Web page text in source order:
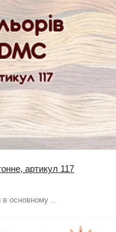
артикул 117
в основному ..